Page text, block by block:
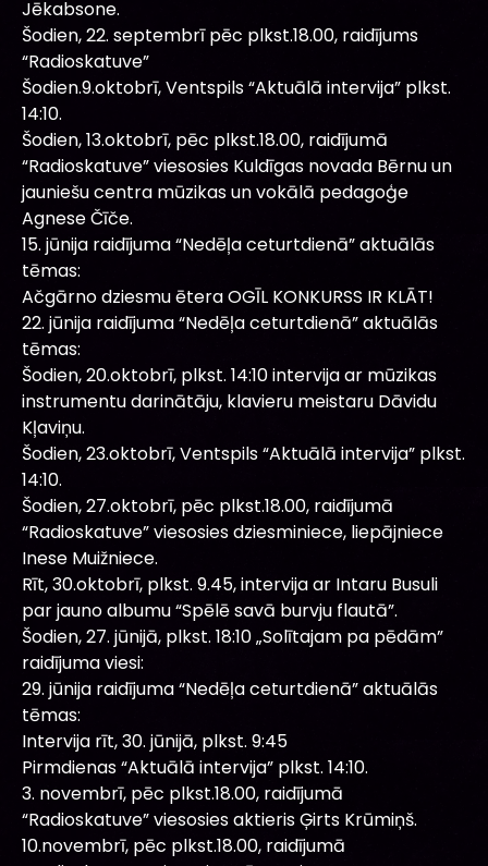
Jēkabsone.
Šodien, 22. septembrī pēc plkst.18.00, raidījums
“Radioskatuve”
Šodien.9.oktobrī, Ventspils “Aktuālā intervija” plkst.
14:10.
Šodien, 13.oktobrī, pēc plkst.18.00, raidījumā
“Radioskatuve” viesosies Kuldīgas novada Bērnu un
jauniešu centra mūzikas un vokālā pedagoģe
Agnese Čīče.
15. jūnija raidījuma “Nedēļa ceturtdienā” aktuālās
tēmas:
Ačgārno dziesmu ētera OGĪL KONKURSS IR KLĀT!
22. jūnija raidījuma “Nedēļa ceturtdienā” aktuālās
tēmas:
Šodien, 20.oktobrī, plkst. 14:10 intervija ar mūzikas
instrumentu darinātāju, klavieru meistaru Dāvidu
Kļaviņu.
Šodien, 23.oktobrī, Ventspils “Aktuālā intervija” plkst.
14:10.
Šodien, 27.oktobrī, pēc plkst.18.00, raidījumā
“Radioskatuve” viesosies dziesminiece, liepājniece
Inese Muižniece.
Rīt, 30.oktobrī, plkst. 9.45, intervija ar Intaru Busuli
par jauno albumu “Spēlē savā burvju flautā”.
Šodien, 27. jūnijā, plkst. 18:10 „Solītajam pa pēdām”
raidījuma viesi:
29. jūnija raidījuma “Nedēļa ceturtdienā” aktuālās
tēmas:
Intervija rīt, 30. jūnijā, plkst. 9:45
Pirmdienas “Aktuālā intervija” plkst. 14:10.
3. novembrī, pēc plkst.18.00, raidījumā
“Radioskatuve” viesosies aktieris Ģirts Krūmiņš.
10.novembrī, pēc plkst.18.00, raidījumā